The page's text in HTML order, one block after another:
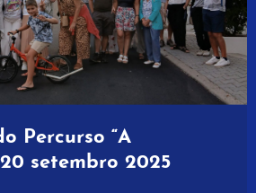
Percurso “A
20 setembro 2025